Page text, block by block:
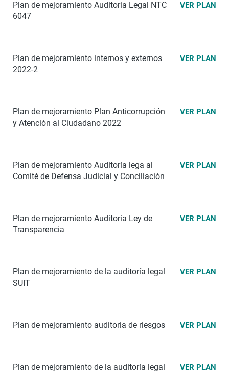
Plan de mejoramiento Auditoria Legal NTC
6047
VER PLAN
Plan de mejoramiento internos y externos
2022-2
VER PLAN
Plan de mejoramiento Plan Anticorrupción
y Atención al Ciudadano 2022
VER PLAN
Plan de mejoramiento Auditoría lega al
Comité de Defensa Judicial y Conciliación
VER PLAN
Plan de mejoramiento Auditoria Ley de
Transparencia
VER PLAN
Plan de mejoramiento de la auditoría legal
SUIT
VER PLAN
Plan de mejoramiento auditoria de riesgos VER PLAN
Plan de mejoramiento de la auditoría legal
VER PLAN